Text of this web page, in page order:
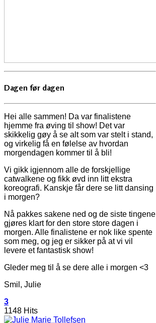
Dagen før dagen
Hei alle sammen! Da var finalistene
hjemme fra øving til show! Det var
skikkelig gøy å se alt som var stelt i stand,
og virkelig få en følelse av hvordan
morgendagen kommer til å bli!
Vi gikk igjennom alle de forskjellige
catwalkene og fikk øvd inn litt ekstra
koreografi. Kanskje får dere se litt dansing
i morgen?
Nå pakkes sakene ned og de siste tingene
gjøres klart for den store store dagen i
morgen. Alle finalistene er nok like spente
som meg, og jeg er sikker på at vi vil
levere et fantastisk show!
Gleder meg til å se dere alle i morgen <3
Smil, Julie
3
1148 Hits